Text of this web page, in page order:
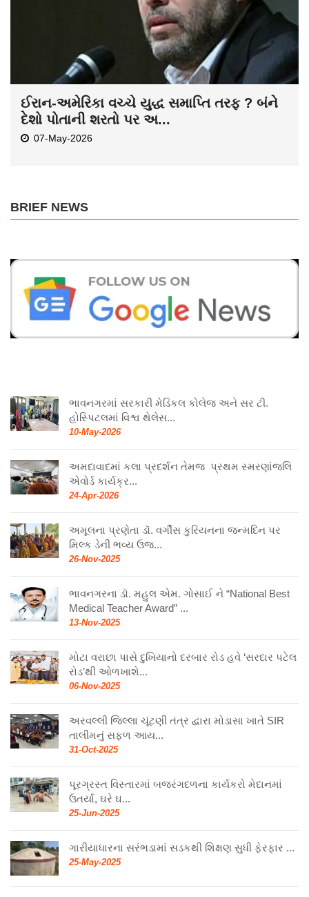
ઈરાન-અમેરિકા વચ્ચે યુદ્ધ સમાપ્તિ તરફ ? બંને
દેશો પોતાની શરતો પર અ...
07-May-2026
BRIEF NEWS
ભાવનગરમાં સરકારી મેડિકલ કોલેજ અને સર ટી.
હોસ્પિટલમાં વિશ્વ થેલેસ...
10-May-2026
અમદાવાદમાં કલા પ્રદર્શન તેમજ પ્રથમ સ્મરણાંજલિ
એવોર્ડ કાર્યક્ર...
24-Apr-2026
અમૂલના પ્રણેતા ડૉ. વર્ગીસ કુરિયનના જન્મદિન પર
મિલ્ક ડેની ભવ્ય ઉજ...
26-Nov-2025
ભાવનગરના ડૉ. મહુલ એમ. ગોસાઈ ને “National Best
Medical Teacher Award” ...
13-Nov-2025
મોટા વરાછા પાસે દુખિયાનો દરબાર રોડ હવે ‘સરદાર પટેલ
રોડ’થી ઓળખાશે...
06-Nov-2025
અરવલ્લી જિલ્લા ચૂંટણી તંત્ર દ્વારા મોડાસા ખાતે SIR
તાલીમનું સફળ આય...
31-Oct-2025
પૂરગ્રસ્ત વિસ્તારમાં બજરંગદળના કાર્યકરો મેદાનમાં
ઉતર્યા, ઘરે ઘ...
25-Jun-2025
ગારીયાધારના સરંભડામાં સડકથી શિક્ષણ સુધી ફેરફાર ...
25-May-2025